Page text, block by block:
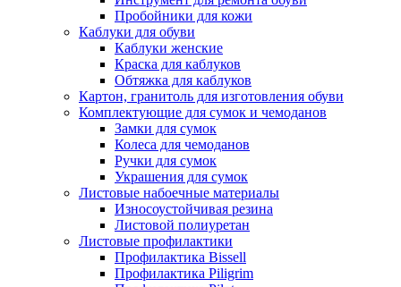
Пробойники для кожи
Каблуки для обуви
Каблуки женские
Краска для каблуков
Обтяжка для каблуков
Картон, гранитоль для изготовления обуви
Комплектующие для сумок и чемоданов
Замки для сумок
Колеса для чемоданов
Ручки для сумок
Украшения для сумок
Листовые набоечные материалы
Износоустойчивая резина
Листовой полиуретан
Листовые профилактики
Профилактика Bissell
Профилактика Piligrim